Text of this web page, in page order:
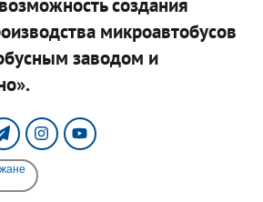
микроавтобусов
заводом и